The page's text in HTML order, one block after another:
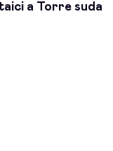
a Torre suda